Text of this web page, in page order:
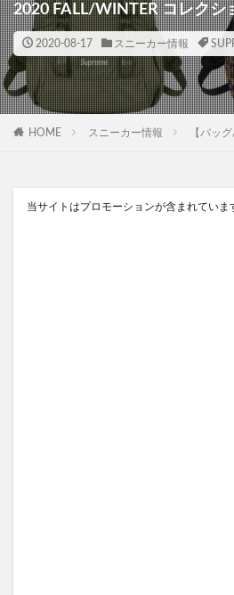
2020 FALL/WINTER コレクシ
2020-08-17 スニーカー情報
HOME スニーカー情報 【バッ
当サイトはプロモーションが含まれていま